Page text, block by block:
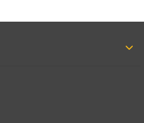
от воды класса IPX7
полостью рта.